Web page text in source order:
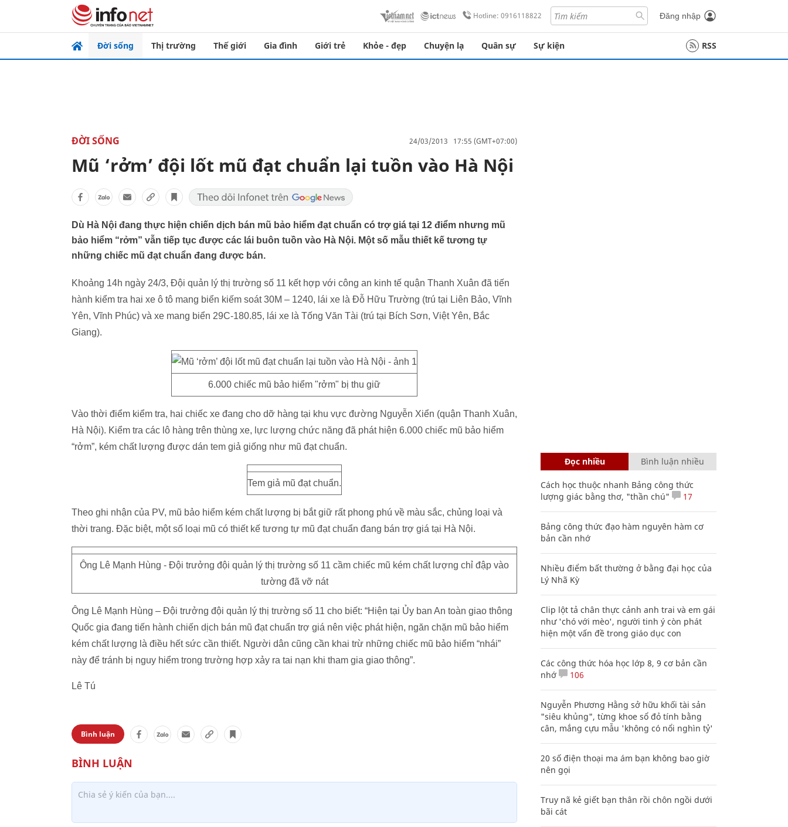
Hotline: 0916118822 Đăng nhập
Đời sống Thị trường Thế giới Gia đình Giới trẻ Khỏe - đẹp Chuyện lạ Quân sự Sự kiện RSS
ĐỜI SỐNG 24/03/2013 17:55 (GMT+07:00)
Mũ ‘rởm’ đội lốt mũ đạt chuẩn lại tuồn vào Hà Nội
Dù Hà Nội đang thực hiện chiến dịch bán mũ bảo hiểm đạt chuẩn có trợ giá tại 12 điểm nhưng mũ
bảo hiểm “rởm” vẫn tiếp tục được các lái buôn tuồn vào Hà Nội. Một số mẫu thiết kế tương tự
những chiếc mũ đạt chuẩn đang được bán.
Khoảng 14h ngày 24/3, Đội quản lý thị trường số 11 kết hợp với công an kinh tế quận Thanh Xuân đã tiến
hành kiểm tra hai xe ô tô mang biển kiếm soát 30M – 1240, lái xe là Đỗ Hữu Trường (trú tại Liên Bảo, Vĩnh
Yên, Vĩnh Phúc) và xe mang biển 29C-180.85, lái xe là Tống Văn Tài (trú tại Bích Sơn, Việt Yên, Bắc
Giang).
6.000 chiếc mũ bảo hiểm "rởm" bị thu giữ
Vào thời điểm kiểm tra, hai chiếc xe đang cho dỡ hàng tại khu vực đường Nguyễn Xiển (quận Thanh Xuân,
Hà Nội). Kiểm tra các lô hàng trên thùng xe, lực lượng chức năng đã phát hiện 6.000 chiếc mũ bảo hiểm
“rởm”, kém chất lượng được dán tem giả giống như mũ đạt chuẩn.
Tem giả mũ đạt chuẩn.
Theo ghi nhận của PV, mũ bảo hiểm kém chất lượng bị bắt giữ rất phong phú về màu sắc, chủng loại và
thời trang. Đặc biệt, một số loại mũ có thiết kế tương tự mũ đạt chuẩn đang bán trợ giá tại Hà Nội.
Ông Lê Mạnh Hùng - Đội trưởng đội quản lý thị trường số 11 cầm chiếc mũ kém chất lượng chỉ đập vào
tường đã vỡ nát
Ông Lê Mạnh Hùng – Đội trưởng đội quản lý thị trường số 11 cho biết: “Hiện tại Ủy ban An toàn giao thông
Quốc gia đang tiến hành chiến dịch bán mũ đạt chuẩn trợ giá nên việc phát hiện, ngăn chặn mũ bảo hiểm
kém chất lượng là điều hết sức cần thiết. Người dân cũng cần khai trừ những chiếc mũ bảo hiểm “nhái”
này để tránh bị nguy hiểm trong trường hợp xảy ra tai nạn khi tham gia giao thông”.
Lê Tú
Bình luận
Đọc nhiều Bình luận nhiều
Cách học thuộc nhanh Bảng công thức
lượng giác bằng thơ, "thần chú"
17
Bảng công thức đạo hàm nguyên hàm cơ
bản cần nhớ
Nhiều điểm bất thường ở bằng đại học của
Lý Nhã Kỳ
Clip lột tả chân thực cảnh anh trai và em gái
như 'chó với mèo', người tinh ý còn phát
hiện một vấn đề trong giáo dục con
Các công thức hóa học lớp 8, 9 cơ bản cần
nhớ
106
Nguyễn Phương Hằng sở hữu khối tài sản
"siêu khủng", từng khoe sổ đỏ tính bằng
cân, mắng cựu mẫu 'không có nổi nghìn tỷ'
20 số điện thoại ma ám bạn không bao giờ
nên gọi
Truy nã kẻ giết bạn thân rồi chôn ngồi dưới
bãi cát